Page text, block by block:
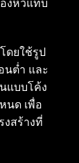
บริการ
งหวีแทบ
ดยใช้รูป
นต่ำ และ
แบบโค้ง
นด เพื่อ
งสร้างที่